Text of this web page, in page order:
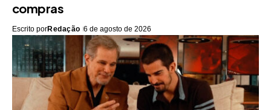
compras
Escrito porRedação 6 de agosto de 2026